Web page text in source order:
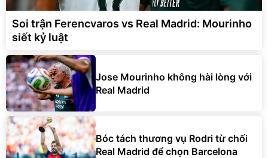
Soi trận Ferencvaros vs Real Madrid: Mourinho
siết kỷ luật
Jose Mourinho không hài lòng với
Real Madrid
Bóc tách thương vụ Rodri từ chối
Real Madrid để chọn Barcelona